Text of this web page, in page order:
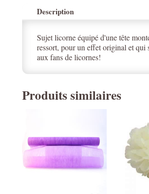
Description
Sujet licorne équipé d'une tête
ressort, pour un effet original et qui
aux fans de licornes!
Produits similaires